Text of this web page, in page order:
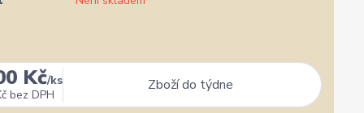
★★★★★
rychlost a kvalitu objednavky
zatím se mi zdá z několika
Kč/ks
bez DPH
Zboží do týdne